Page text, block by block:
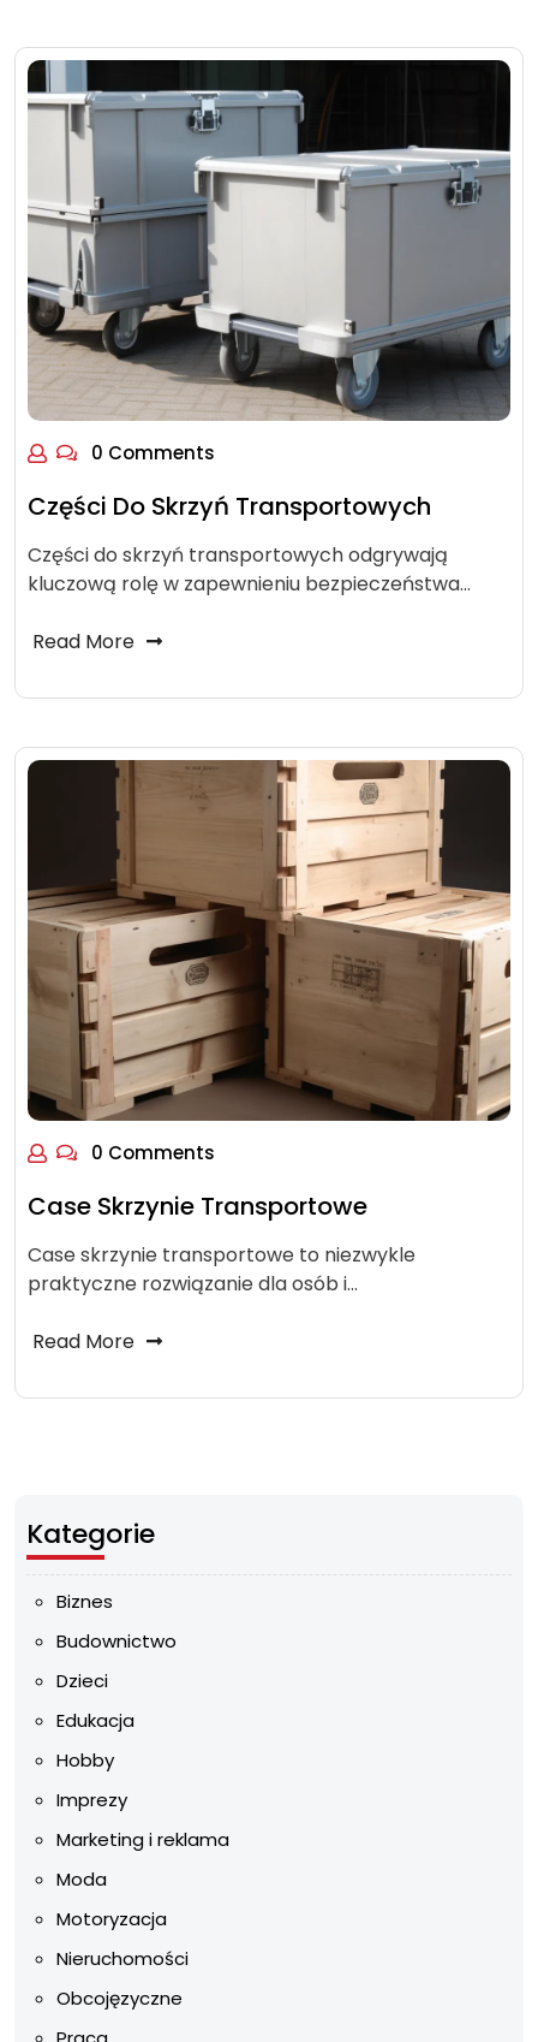
0 Comments
Części Do Skrzyń Transportowych
Części do skrzyń transportowych odgrywają
kluczową rolę w zapewnieniu bezpieczeństwa…
Read More
0 Comments
Case Skrzynie Transportowe
Case skrzynie transportowe to niezwykle
praktyczne rozwiązanie dla osób i…
Read More
Kategorie
Biznes
Budownictwo
Dzieci
Edukacja
Hobby
Imprezy
Marketing i reklama
Moda
Motoryzacja
Nieruchomości
Obcojęzyczne